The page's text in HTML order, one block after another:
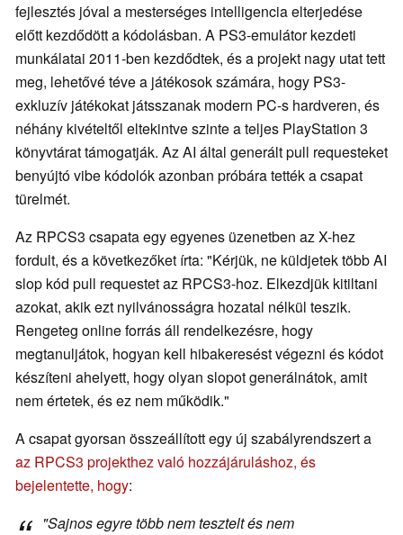
fejlesztés jóval a mesterséges intelligencia elterjedése
előtt kezdődött a kódolásban. A PS3-emulátor kezdeti
munkálatai 2011-ben kezdődtek, és a projekt nagy utat tett
meg, lehetővé téve a játékosok számára, hogy PS3-
exkluzív játékokat játsszanak modern PC-s hardveren, és
néhány kivételtől eltekintve szinte a teljes PlayStation 3
könyvtárat támogatják. Az AI által generált pull requesteket
benyújtó vibe kódolók azonban próbára tették a csapat
türelmét.
Az RPCS3 csapata egy egyenes üzenetben az X-hez
fordult, és a következőket írta: "Kérjük, ne küldjetek több AI
slop kód pull requestet az RPCS3-hoz. Elkezdjük kitiltani
azokat, akik ezt nyilvánosságra hozatal nélkül teszik.
Rengeteg online forrás áll rendelkezésre, hogy
megtanuljátok, hogyan kell hibakeresést végezni és kódot
készíteni ahelyett, hogy olyan slopot generálnátok, amit
nem értetek, és ez nem működik."
A csapat gyorsan összeállított egy új szabályrendszert a
az RPCS3 projekthez való hozzájáruláshoz, és
bejelentette, hogy:
"Sajnos egyre több nem tesztelt és nem